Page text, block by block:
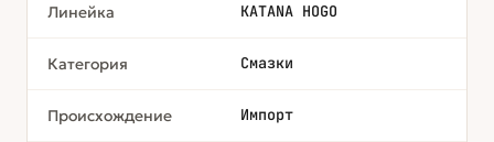
Линейка KATANA HOGO
Категория Смазки
Происхождение Импорт